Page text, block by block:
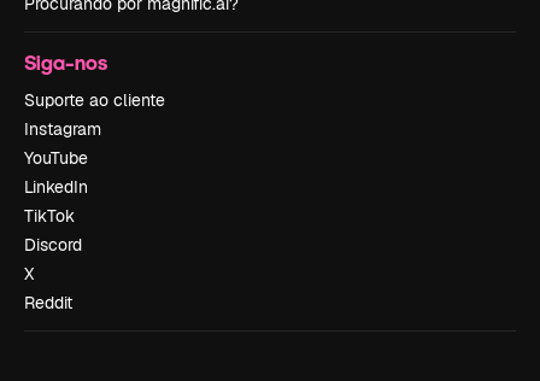
Siga-nos
Suporte ao cliente
Instagram
YouTube
LinkedIn
TikTok
Discord
X
Reddit